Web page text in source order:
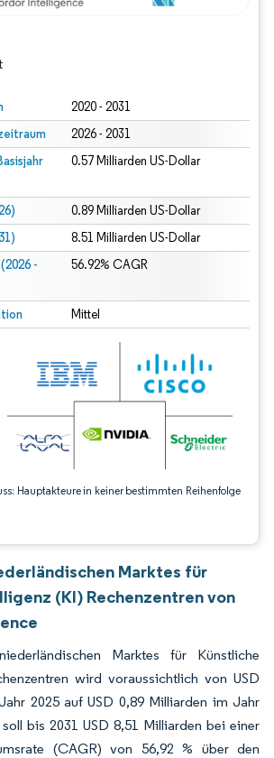
2020 - 2031
2026 - 2031
0.57 Milliarden US-Dollar
0.89 Milliarden US-Dollar
8.51 Milliarden US-Dollar
-
56.92% CAGR
Mittel
Hauptakteure in keiner bestimmten Reihenfolge
Wiederverwendung erfordert Namensnennung
Marktes für
(KI) Rechenzentren von
Marktes für Künstliche
wird voraussichtlich von USD
2025 auf USD 0,89 Milliarden im Jahr
bis 2031 USD 8,51 Milliarden bei einer
(CAGR) von 56,92 % über den